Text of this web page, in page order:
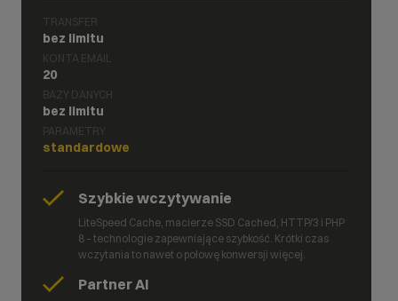
TRANSFER
bez limitu
KONTA EMAIL
20
BAZY DANYCH
bez limitu
PARAMETRY
standardowe
Szybkie wczytywanie
LiteSpeed Cache, macierze SSD Cached, HTTP/3 i PHP
8 – technologie zapewniające szybkość. Krótki czas
wczytania to nawet o połowę konwersji więcej.
Partner AI